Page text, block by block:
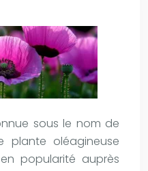
sous le nom de
oléagineuse
popularité auprès